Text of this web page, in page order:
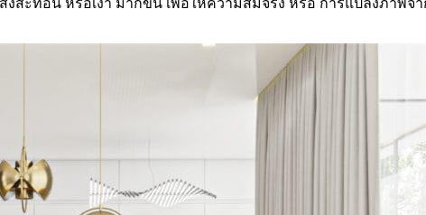
งสะท้อน หรือเงา มากขึ้น เพื่อให้ความสมจริง หรือ การแปลงภาพจา